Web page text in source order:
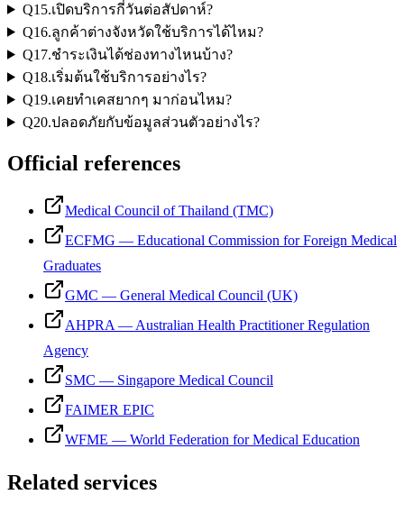
Q15.เปิดบริการกี่วันต่อสัปดาห์?
Q16.ลูกค้าต่างจังหวัดใช้บริการได้ไหม?
Q17.ชำระเงินได้ช่องทางไหนบ้าง?
Q18.เริ่มต้นใช้บริการอย่างไร?
Q19.เคยทำเคสยากๆ มาก่อนไหม?
Q20.ปลอดภัยกับข้อมูลส่วนตัวอย่างไร?
Official references
Medical Council of Thailand (TMC)
ECFMG — Educational Commission for Foreign Medical
Graduates
GMC — General Medical Council (UK)
AHPRA — Australian Health Practitioner Regulation
Agency
SMC — Singapore Medical Council
FAIMER EPIC
WFME — World Federation for Medical Education
Related services